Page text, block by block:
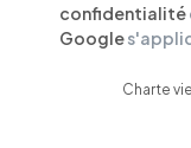
confidentialité
Google
Charte